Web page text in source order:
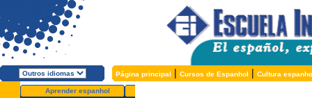
Página principal | Cursos de Espanhol | Cultura
Aprender espanhol